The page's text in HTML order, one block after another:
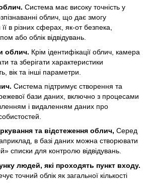
Система має високу точність у
облич, що дає змогу
в різних сферах, як-от безпека,
або облік відвідувань.
облич. Крім ідентифікації облич, камера
та зберігати характеристики
вік та інші параметри.
Система підтримує створення та
бази даних, включно з процесами
і видаленням даних про
та відстеження облич, Серед
в базі даних можна створювати
списки для контролю відвідувань.
людей, які проходять пункт входу.
точний облік як загальної кількості